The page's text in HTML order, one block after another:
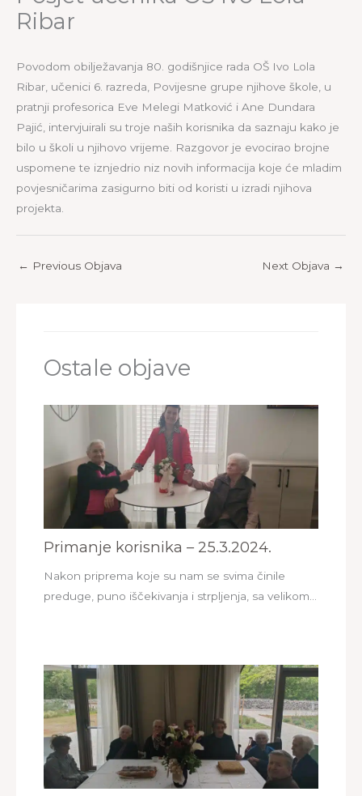
Ribar
Povodom obilježavanja 80. godišnjice rada OŠ Ivo Lola
Ribar, učenici 6. razreda, Povijesne grupe njihove škole, u
pratnji profesorica Eve Melegi Matković i Ane Dundara
Pajić, intervjuirali su troje naših korisnika da saznaju kako je
bilo u školi u njihovo vrijeme. Razgovor je evocirao brojne
uspomene te iznjedrio niz novih informacija koje će mladim
povjesničarima zasigurno biti od koristi u izradi njihova
projekta.
← Previous Objava Next Objava →
Ostale objave
Primanje korisnika – 25.3.2024.
Nakon priprema koje su nam se svima činile
preduge, puno iščekivanja i strpljenja, sa velikom…